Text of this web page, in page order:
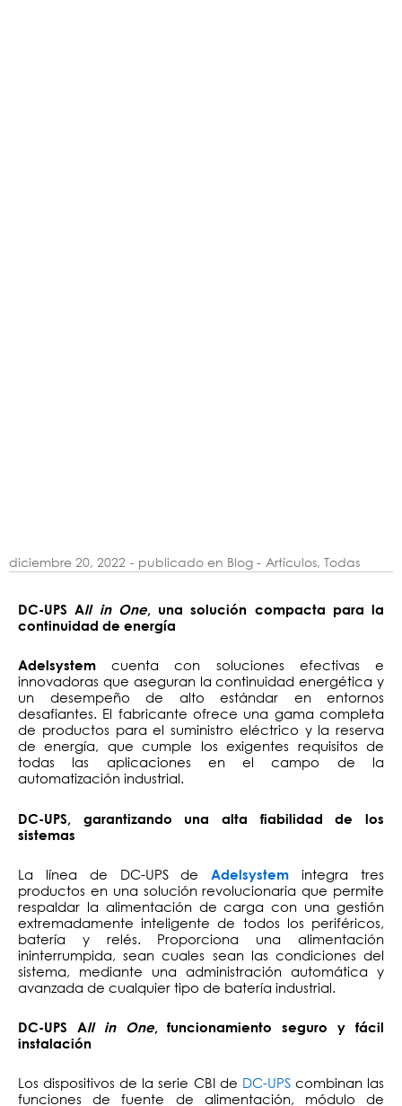
diciembre 20, 2022 - publicado en Blog - Artículos, Todas
DC-UPS All in One, una solución compacta para la
continuidad de energía
Adelsystem cuenta con soluciones efectivas e
innovadoras que aseguran la continuidad energética y
un desempeño de alto estándar en entornos
desafiantes. El fabricante ofrece una gama completa
de productos para el suministro eléctrico y la reserva
de energía, que cumple los exigentes requisitos de
todas las aplicaciones en el campo de la
automatización industrial.
DC-UPS, garantizando una alta fiabilidad de los
sistemas
La línea de DC-UPS de Adelsystem integra tres
productos en una solución revolucionaria que permite
respaldar la alimentación de carga con una gestión
extremadamente inteligente de todos los periféricos,
batería y relés. Proporciona una alimentación
ininterrumpida, sean cuales sean las condiciones del
sistema, mediante una administración automática y
avanzada de cualquier tipo de batería industrial.
DC-UPS All in One, funcionamiento seguro y fácil
instalación
Los dispositivos de la serie CBI de DC-UPScombinan las
funciones de fuente de alimentación, módulo de